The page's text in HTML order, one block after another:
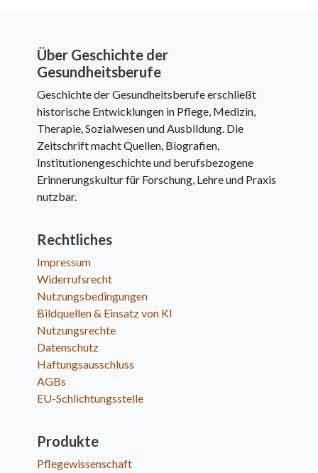
Über Geschichte der
Gesundheitsberufe
Geschichte der Gesundheitsberufe erschließt
historische Entwicklungen in Pflege, Medizin,
Therapie, Sozialwesen und Ausbildung. Die
Zeitschrift macht Quellen, Biografien,
Institutionengeschichte und berufsbezogene
Erinnerungskultur für Forschung, Lehre und Praxis
nutzbar.
Rechtliches
Impressum
Widerrufsrecht
Nutzungsbedingungen
Bildquellen & Einsatz von KI
Nutzungsrechte
Datenschutz
Haftungsausschluss
AGBs
EU-Schlichtungsstelle
Produkte
Pflegewissenschaft